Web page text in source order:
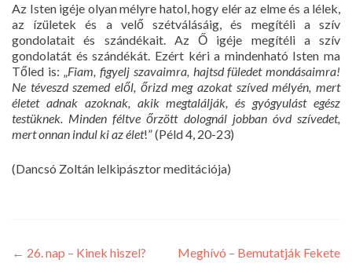
Az Isten igéje olyan mélyre hatol, hogy elér az elme és a lélek,
az ízületek és a velő szétválásáig, és megítéli a szív
gondolatait és szándékait. Az Ő igéje megítéli a szív
gondolatát és szándékát. Ezért kéri a mindenható Isten ma
Tőled is: „Fiam, figyelj szavaimra, hajtsd füledet mondásaimra!
Ne téveszd szemed elől, őrizd meg azokat szíved mélyén, mert
életet adnak azoknak, akik megtalálják, és gyógyulást egész
testüknek. Minden féltve őrzött dolognál jobban óvd szívedet,
mert onnan indul ki az élet!” (Péld 4, 20-23)
(Dancsó Zoltán lelkipásztor meditációja)
← 26. nap – Kinek hiszel?
Meghívó – Bemutatják Fekete